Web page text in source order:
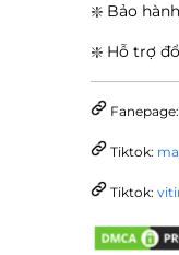
❇️ Bảo
❇️ Hỗ trợ
Fanepage:
Tiktok:
Tiktok: